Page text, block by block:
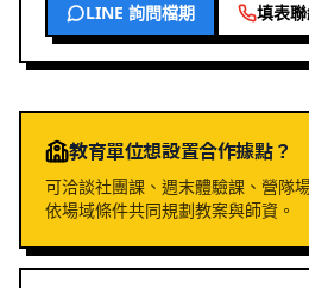
LINE 詢問檔期 填表
教育單位想設置合作據點？
可洽談社團課、週末體驗課、營隊
依場域條件共同規劃教案與師資。